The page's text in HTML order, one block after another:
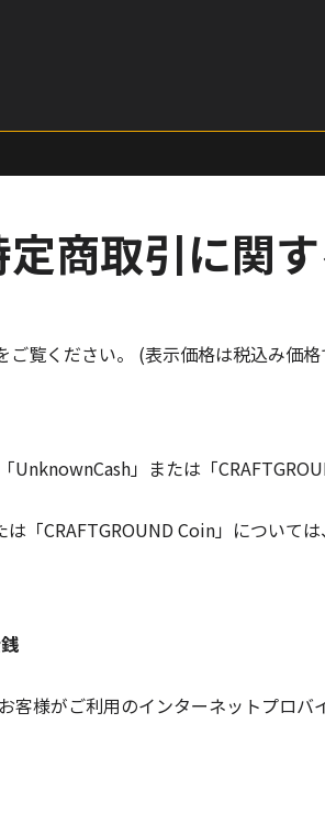
定商取引に関
覧ください。 (表示価格は税込み価格
UnknownCash」または「
「CRAFTGROUND Coin」につい
様がご利用のインターネットプロバ